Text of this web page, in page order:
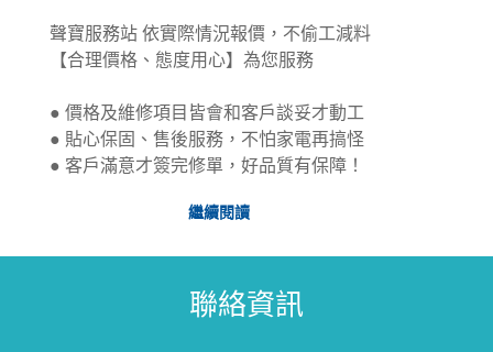
聲寶服務站 依實際情況報價，不偷工減料
【合理價格、態度用心】為您服務
● 價格及維修項目皆會和客戶談妥才動工
● 貼心保固、售後服務，不怕家電再搞怪
● 客戶滿意才簽完修單，好品質有保障！
前
了
品
質
繼續閱讀
聯絡資訊